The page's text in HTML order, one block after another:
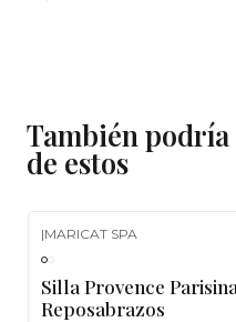
También
de estos
|MARICAT SPA
Silla Provence
Reposabrazos